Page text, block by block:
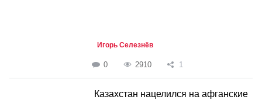
Игорь Селезнёв
0 2910 1
Казахстан нацелился на афганские